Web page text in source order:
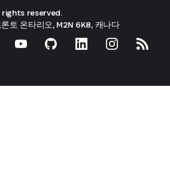
rights reserved.
토 온타리오, M2N 6K8, 캐나다